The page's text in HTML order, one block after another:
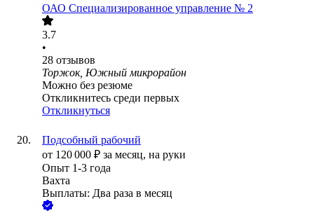
ОАО Специализированное управление № 2
3.7
•
28 отзывов
Торжок, Южный микрорайон
Можно без резюме
Откликнитесь среди первых
Откликнуться
Подсобный рабочий
от 120 000 ₽ за месяц, на руки
Опыт 1-3 года
Вахта
Выплаты: Два раза в месяц